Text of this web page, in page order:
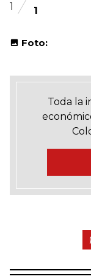
1 1
Foto:
Toda la